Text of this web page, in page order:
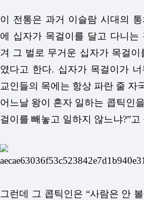
이 전통은 과거 이슬람 시대의
에 십자가 목걸이를 달고 다니는
겨 그 벌로 무거운 십자가 목걸
였다고 한다. 십자가 목걸이가
교인들의 목에는 항상 파란 줄 자
어느날 왕이 혼자 일하는 콥틱인
걸이를 빼놓고 일하지 않느냐?”고
그런데 그 콥틱인은 “사람은 안